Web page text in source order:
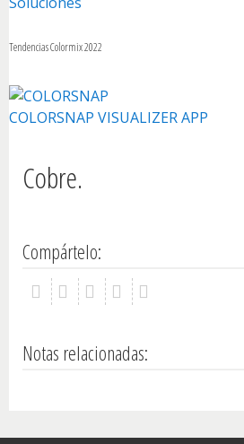
Tendencias Colormix 2022
COLORSNAP VISUALIZER APP
Cobre.
Compártelo:
Notas relacionadas: